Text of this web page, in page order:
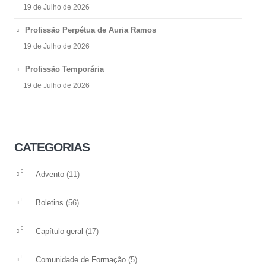
19 de Julho de 2026
Profissão Perpétua de Auria Ramos
19 de Julho de 2026
Profissão Temporária
19 de Julho de 2026
CATEGORIAS
Advento (11)
Boletins (56)
Capítulo geral (17)
Comunidade de Formação (5)